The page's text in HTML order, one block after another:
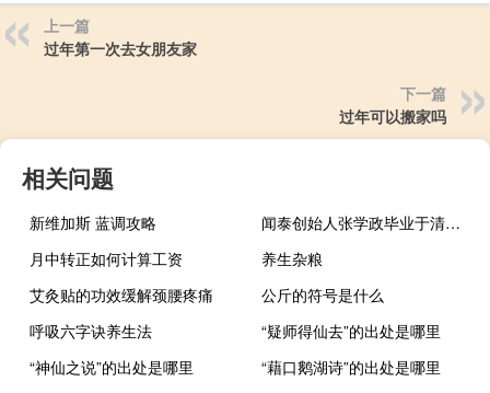
上一篇
过年第一次去女朋友家
下一篇
过年可以搬家吗
相关问题
新维加斯 蓝调攻略
闻泰创始人张学政毕业于清华大学（张学政-闻泰科技股份有限公司董事长兼总经理介绍）
月中转正如何计算工资
养生杂粮
艾灸贴的功效缓解颈腰疼痛
公斤的符号是什么
呼吸六字诀养生法
“疑师得仙去”的出处是哪里
“神仙之说”的出处是哪里
“藉口鹅湖诗”的出处是哪里